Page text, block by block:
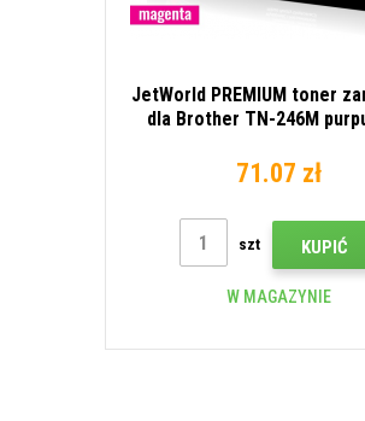
JetWorld PREMIUM toner
dla Brother TN-246M
71.07 zł
szt KUPIĆ
W MAGAZYNIE